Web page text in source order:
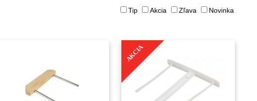
Tip Akcia Zľava
Novinka
AKCIA